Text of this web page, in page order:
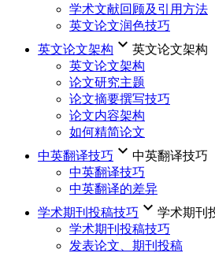
学术文献回顾及引用方法
英文论文润色技巧
英文论文架构 keyboard_arrow_down 英文论文架构
英文论文架构
论文研究主题
论文摘要撰写技巧
论文内容架构
如何精简论文
中英翻译技巧 keyboard_arrow_down 中英翻译技巧
中英翻译技巧
中英翻译的差异
学术期刊投稿技巧 keyboard_arrow_down 学术期刊
学术期刊投稿技巧
发表论文、期刊投稿